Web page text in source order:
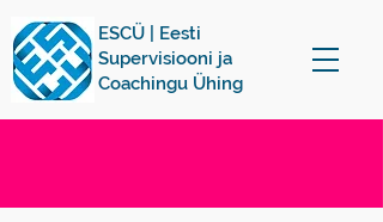
ESCÜ | Eesti
Supervisiooni ja
Coachingu Ühing